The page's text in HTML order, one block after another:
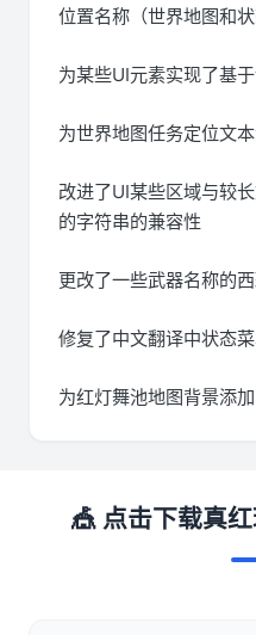
位置名称（世界地图和
为某些UI元素实现了基
为世界地图任务定位文
改进了UI某些区域与较
的字符串的兼容性
更改了一些武器名称的
修复了中文翻译中状态
为红灯舞池地图背景添
🎪 点击下载真